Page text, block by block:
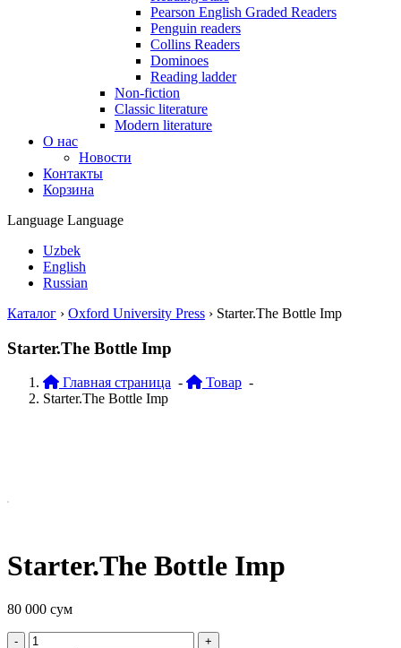
Pearson English Graded Readers
Penguin readers
Collins Readers
Dominoes
Reading ladder
Non-fiction
Classic literature
Modern literature
О нас
Новости
Контакты
Корзина
Language Language
Uzbek
English
Russian
Каталог › Oxford University Press › Starter.The Bottle Imp
Starter.The Bottle Imp
Главная страница - Товар -
Starter.The Bottle Imp
Starter.The Bottle Imp
80 000 сум
Quantity